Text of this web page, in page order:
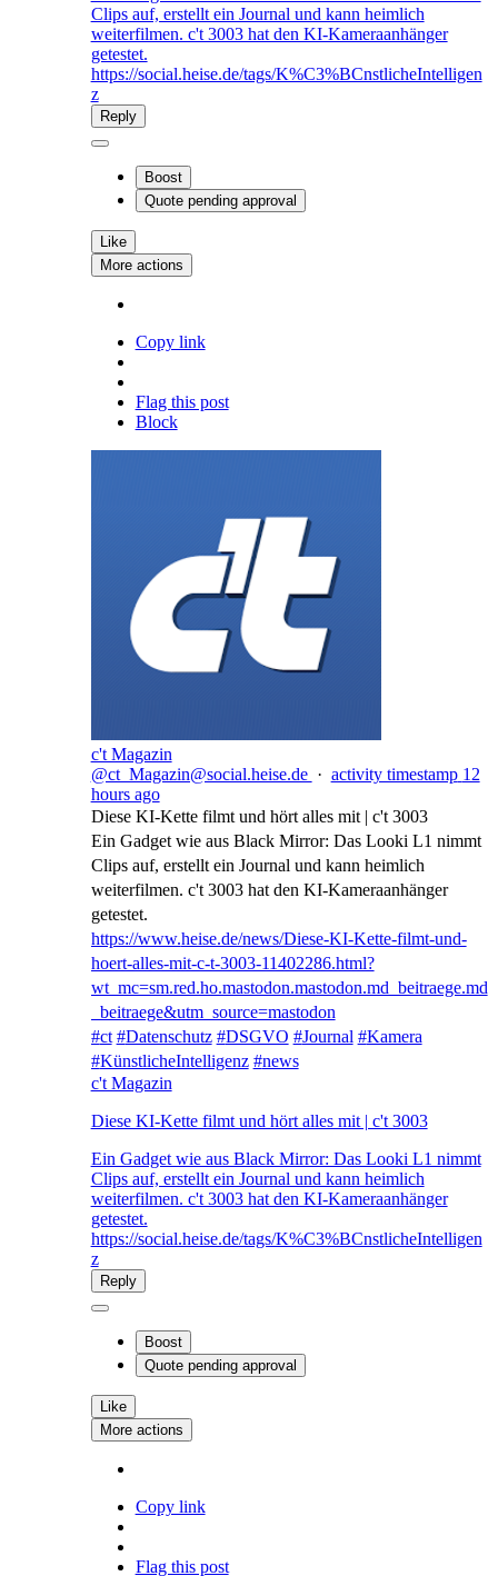
Clips auf, erstellt ein Journal und kann heimlich
weiterfilmen. c't 3003 hat den KI-Kameraanhänger
getestet.
https://social.heise.de/tags/K%C3%BCnstlicheIntelligen
z
Reply
Boost
Quote pending approval
Like
More actions
Copy link
Flag this post
Block
c't Magazin
@ct_Magazin@social.heise.de · activity timestamp 12
hours ago
Diese KI-Kette filmt und hört alles mit | c't 3003
Ein Gadget wie aus Black Mirror: Das Looki L1 nimmt
Clips auf, erstellt ein Journal und kann heimlich
weiterfilmen. c't 3003 hat den KI-Kameraanhänger
getestet.
https://www.heise.de/news/Diese-KI-Kette-filmt-und-
hoert-alles-mit-c-t-3003-11402286.html?
wt_mc=sm.red.ho.mastodon.mastodon.md_beitraege.md
_beitraege&utm_source=mastodon
#ct #Datenschutz #DSGVO #Journal #Kamera
#KünstlicheIntelligenz #news
c't Magazin
Diese KI-Kette filmt und hört alles mit | c't 3003
Ein Gadget wie aus Black Mirror: Das Looki L1 nimmt
Clips auf, erstellt ein Journal und kann heimlich
weiterfilmen. c't 3003 hat den KI-Kameraanhänger
getestet.
https://social.heise.de/tags/K%C3%BCnstlicheIntelligen
z
Reply
Boost
Quote pending approval
Like
More actions
Copy link
Flag this post